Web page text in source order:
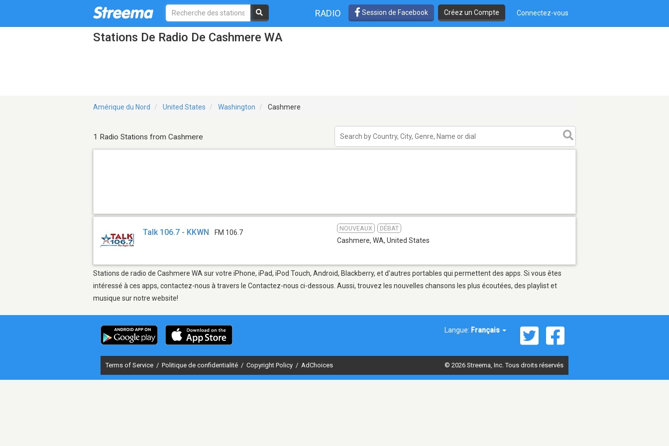
RADIO Session de Facebook Créez un Compte Connectez-vous
Stations De Radio De Cashmere WA
Amérique du Nord United States Washington Cashmere
1 Radio Stations from Cashmere
Talk 106.7 - KKWN FM 106.7
NOUVEAUX DÉBAT
Cashmere, WA, United States
Stations de radio de Cashmere WA sur votre iPhone, iPad, iPod Touch, Android, Blackberry, et d'autres portables qui permettent des apps. Si vous êtes
intéressé à ces apps, contactez-nous à travers le Contactez-nous ci-dessous. Aussi, trouvez les nouvelles chansons les plus écoutées, des playlist et
musique sur notre website!
Langue: Français
Terms of Service / Politique de confidentialité / Copyright Policy / AdChoices © 2026 Streema, Inc. Tous droits réservés